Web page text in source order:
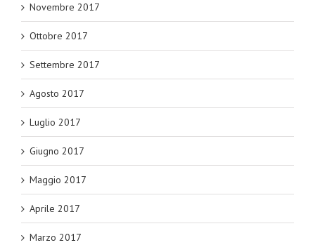
Novembre 2017
Ottobre 2017
Settembre 2017
Agosto 2017
Luglio 2017
Giugno 2017
Maggio 2017
Aprile 2017
Marzo 2017